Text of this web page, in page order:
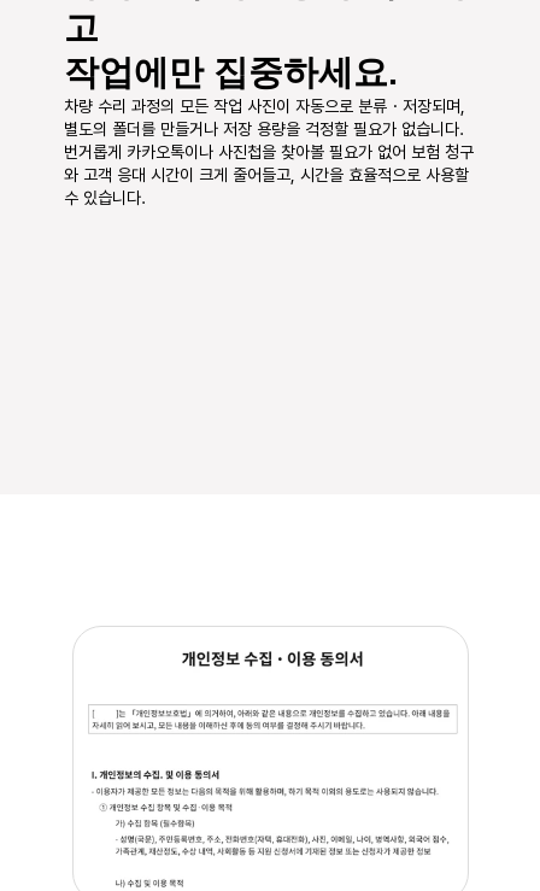
고
작업에만 집중하세요.
차량 수리 과정의 모든 작업 사진이 자동으로 분류・저장되며,
별도의 폴더를 만들거나 저장 용량을 걱정할 필요가 없습니다.
번거롭게 카카오톡이나 사진첩을 찾아볼 필요가 없어 보험 청구
와 고객 응대 시간이 크게 줄어들고, 시간을 효율적으로 사용할
수 있습니다.